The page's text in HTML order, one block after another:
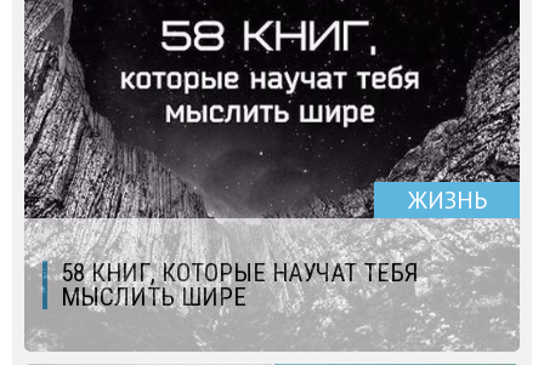
ЖИЗНЬ
58 КНИГ, КОТОРЫЕ НАУЧАТ ТЕБЯ
МЫСЛИТЬ ШИРЕ